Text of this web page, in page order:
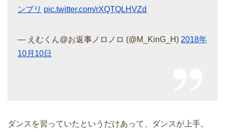
ンプリ pic.twitter.com/rXQTQLHVZd
— えむくん@お返事ノロノロ (@M_KinG_H) 2018年
10月10日
ダンスを習っていたというだけあって、ダンスが上手。